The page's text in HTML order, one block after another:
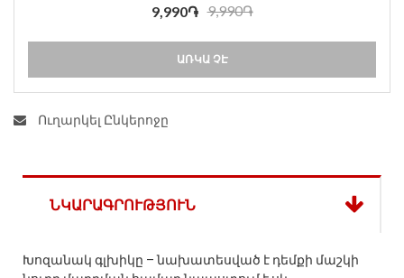
9,990֏ 9,990֏
ԱՌԿԱ ՉԷ
Ուղարկել Ընկերոջը
ՆԿԱՐԱԳՐՈՒԹՅՈՒՆ
Խոզանակ գլխիկը – նախատեսված է դեմքի մաշկի